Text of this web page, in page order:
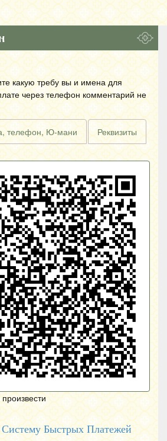
какую требу вы и имена для
через телефон комментарий не
телефон, Ю-мани Реквизиты
Систему Быстрых Платежей